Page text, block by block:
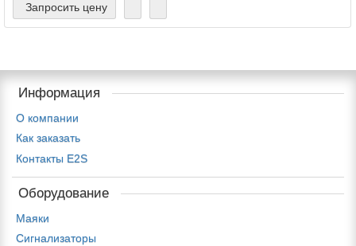
Запросить цену
Информация
О компании
Как заказать
Контакты E2S
Оборудование
Маяки
Сигнализаторы